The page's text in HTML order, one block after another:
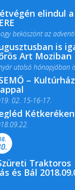
elindul a
beköszönt az
megtelik ünnepiis
Art Moziban
utolsó hónapjában
családi...
–
02. 15-16-17.
és tartalmas
Községi Könyvtár és...
Kétkeréken
Traktoros
és Bál